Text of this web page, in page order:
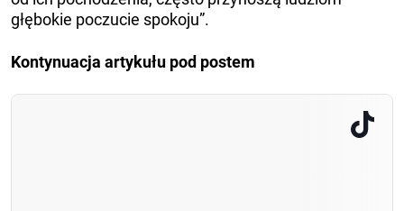
głębokie poczucie spokoju”.
Kontynuacja artykułu pod postem